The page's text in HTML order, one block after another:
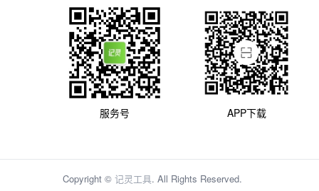
服务号 APP下载
Copyright © 记灵工具. All Rights Reserved.